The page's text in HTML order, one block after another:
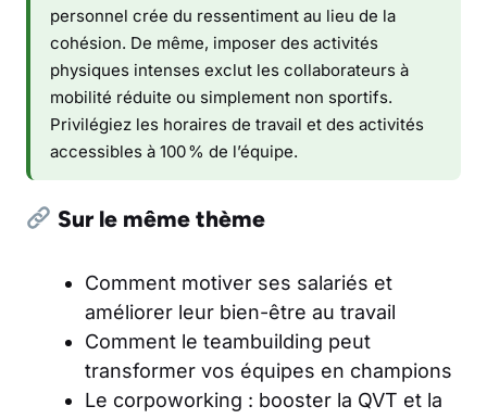
personnel crée du ressentiment au lieu de la
cohésion. De même, imposer des activités
physiques intenses exclut les collaborateurs à
mobilité réduite ou simplement non sportifs.
Privilégiez les horaires de travail et des activités
accessibles à 100 % de l’équipe.
Sur le même thème
Comment motiver ses salariés et
améliorer leur bien-être au travail
Comment le teambuilding peut
transformer vos équipes en champions
Le corpoworking : booster la QVT et la